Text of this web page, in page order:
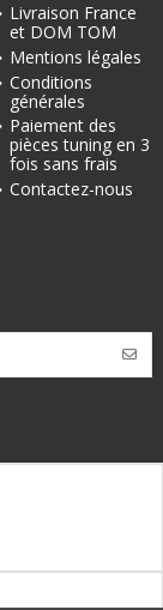
Livraison France
et DOM TOM
Mentions légales
Conditions
générales
Paiement des
pièces tuning en 3
fois sans frais
Contactez-nous